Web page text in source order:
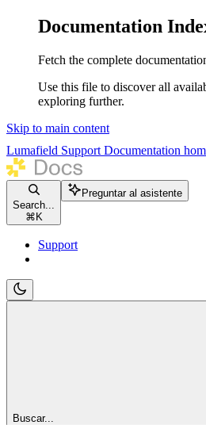
Documentation
Fetch the complete
Use this file to discover all
exploring further.
Skip to main content
Lumafield Support Documentation
Search...
⌘ K
Preguntar al asistente
Support
Buscar...